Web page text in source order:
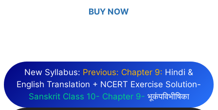
BUY NOW
New Syllabus: Previous: Chapter 9: Hindi &
English Translation + NCERT Exercise Solution-
Sanskrit Class 10- Chapter 9- भूकंपविभीषिका